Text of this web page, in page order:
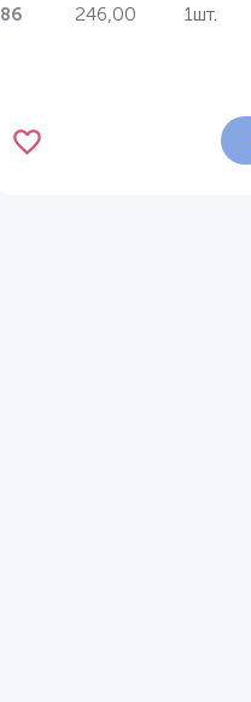
86 246,00 1шт.